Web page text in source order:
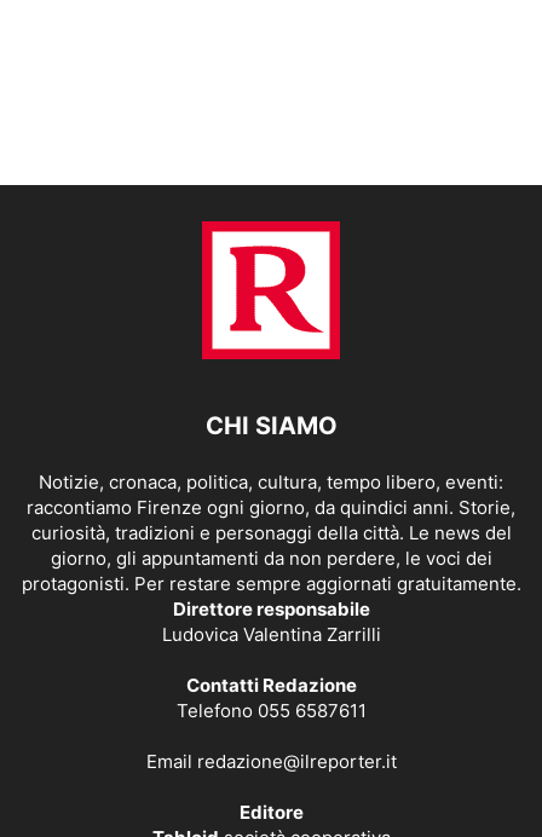
CHI SIAMO
Notizie, cronaca, politica, cultura, tempo libero, eventi:
raccontiamo Firenze ogni giorno, da quindici anni. Storie,
curiosità, tradizioni e personaggi della città. Le news del
giorno, gli appuntamenti da non perdere, le voci dei
protagonisti. Per restare sempre aggiornati gratuitamente.
Direttore responsabile
Ludovica Valentina Zarrilli
Contatti Redazione
Telefono 055 6587611
Email redazione@ilreporter.it
Editore